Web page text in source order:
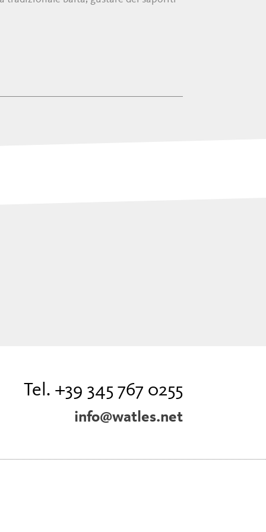
Tel. +39 345 767 0255
info@watles.net